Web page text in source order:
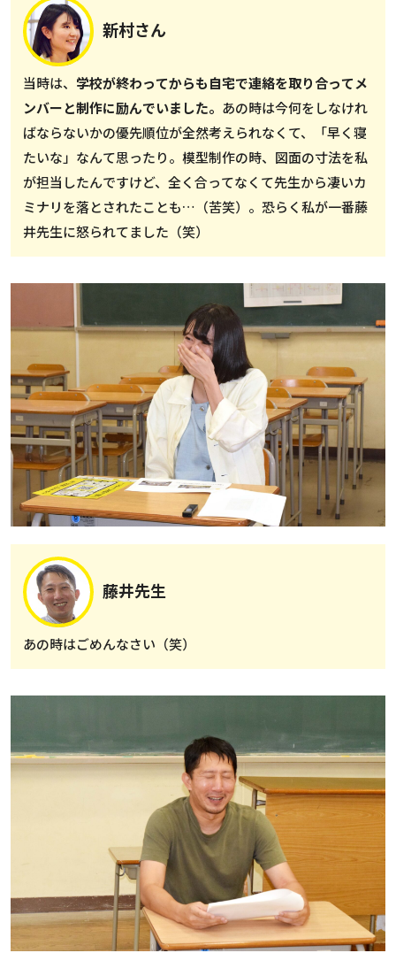
新村さん
当時は、 学校が終わってからも自宅で連絡を取り合ってメ
ンバーと制作に励んでいました。 あの時は今何をしなけれ
ばならないかの優先順位が全然考えられなくて、「早く寝
たいな」なんて思ったり。模型制作の時、図面の寸法を私
が担当したんですけど、全く合ってなくて先生から凄いカ
ミナリを落とされたことも…（苦笑）。恐らく私が一番藤
井先生に怒られてました（笑）
藤井先生
あの時はごめんなさい（笑）